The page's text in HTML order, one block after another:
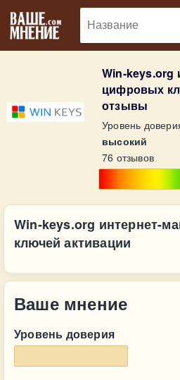
Win-keys.org
цифровых
отзывы
Уровень
высокий
76 отзывов
Win-keys.org интернет-
ключей активации
Ваше мнение
Уровень доверия